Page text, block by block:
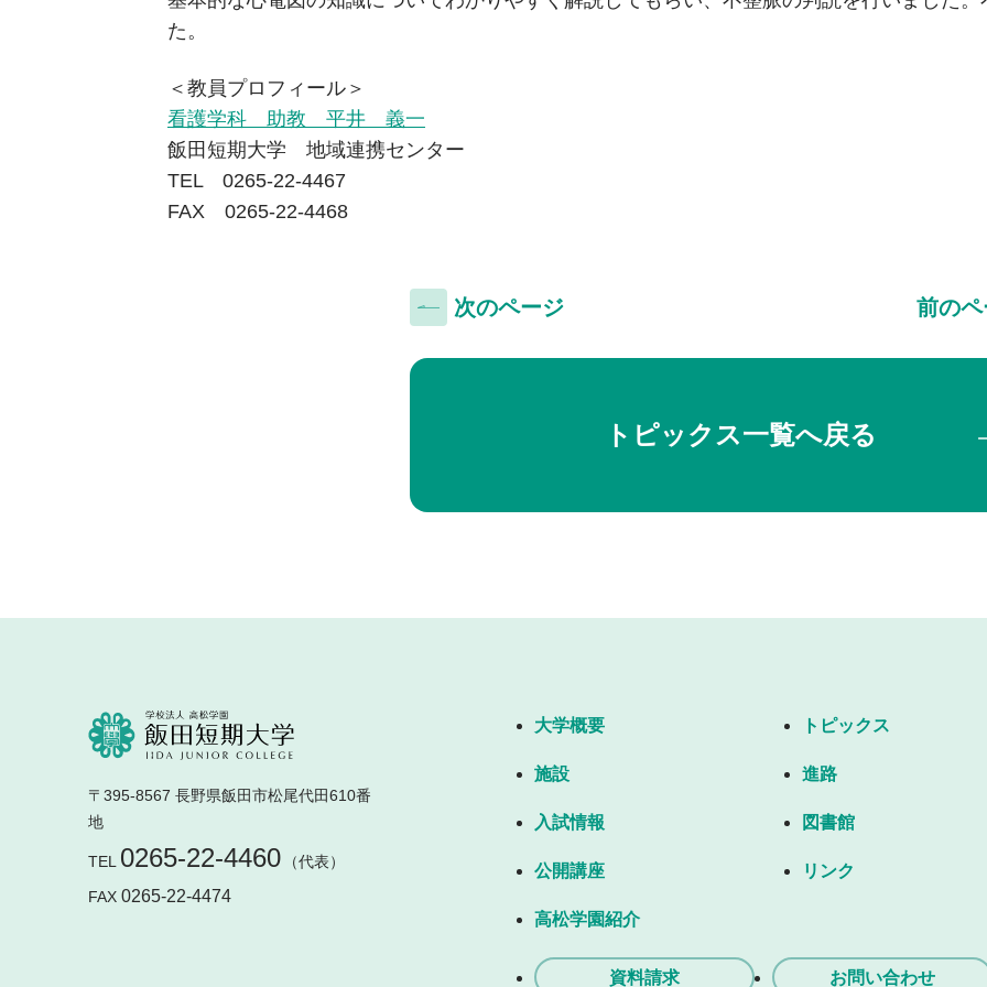
た。
＜教員プロフィール＞
看護学科 助教 平井 義一
飯田短期大学 地域連携センター
TEL 0265-22-4467
FAX 0265-22-4468
前の
次のページ
トピックス一覧へ戻る
〒395-8567 長野県飯田市松尾代田610番
地
TEL 0265-22-4460
（代表）
FAX 0265-22-4474
大学概要 トピックス
施設 進路
入試情報 図書館
公開講座 リンク
高松学園紹介
資料請求 お問い合わせ